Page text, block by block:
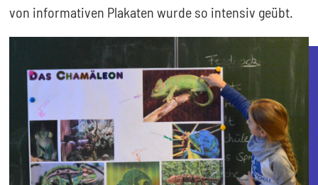
von informativen Plakaten wurde so intensiv geübt.